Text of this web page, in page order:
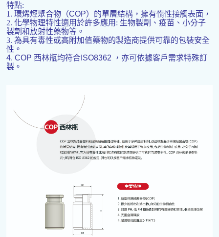
特點:
1. 環烯烴聚合物（COP）的單層結構，擁有惰性接觸表面，
2. 化學物理特性適用於許多應用: 生物製劑、疫苗、小分子
製劑和放射性藥物等。
3. 為具有毒性或高附加值藥物的製造商提供可靠的包裝安全
性。
4. COP 西林瓶均符合 ISO8362 ， 亦可依據客戶需求特殊訂
製。